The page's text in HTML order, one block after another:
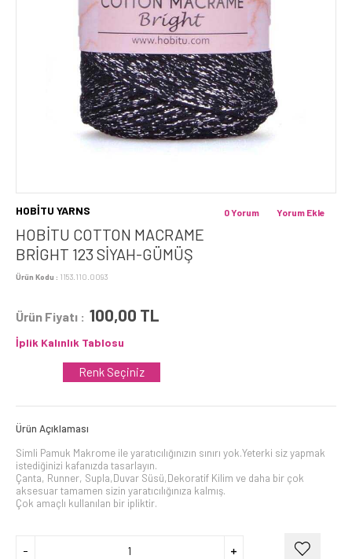
HOBİTU YARNS
HOBİTU COTTON MACRAME
BRİGHT 123 SIYAH-GÜMÜŞ
Ürün Kodu : 1153.110.0093
Yorum Ekle
0 Yorum
Ürün Fiyatı : 100,00 TL
İplik Kalınlık Tablosu
Renk Seçiniz
Ürün Açıklaması
Simli Pamuk Makrome ile yaratıcılığınızın sınırı yok.Yeterki siz yapmak
istediğinizi kafanızda tasarlayın.
Çanta, Runner, Supla,Duvar Süsü,Dekoratif Kilim ve daha bir çok
aksesuar tamamen sizin yaratıcılığınıza kalmış.
Çok amaçlı kullanılan bir ipliktir.